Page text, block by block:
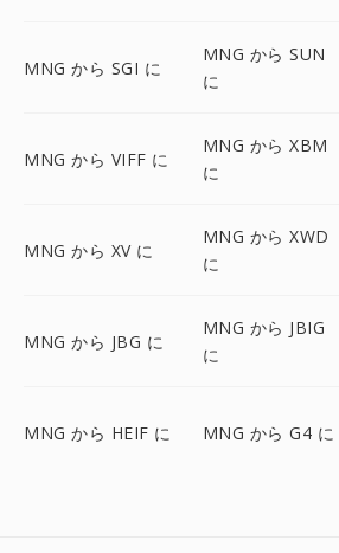
MNG から SGI に
MNG から SUN
に
MNG から VIFF に
MNG から XBM
に
MNG から XV に
MNG から XWD
に
MNG から JBG に
MNG から JBIG
に
MNG から HEIF に MNG から G4 に